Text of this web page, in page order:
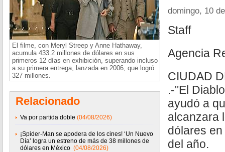
El filme, con Meryl Streep y Anne Hathaway,
acumula 433.2 millones de dólares en sus
primeros 12 días en exhibición, superando incluso
a su primera entrega, lanzada en 2006, que logró
327 millones.
Relacionado
Va por partida doble (04/08/2026)
¡Spider-Man se apodera de los cines! ‘Un Nuevo
Día’ logra un estreno de más de 38 millones de
dólares en México (04/08/2026)
domingo, 10
Staff
Agencia
CIUDAD
.-"El
ayudó a
alcanzara
dólares
del año.